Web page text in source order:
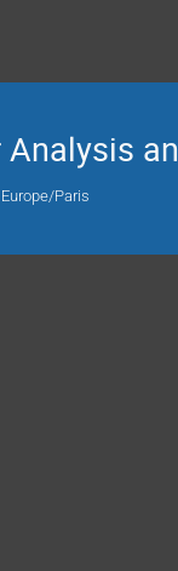
Europe/Paris